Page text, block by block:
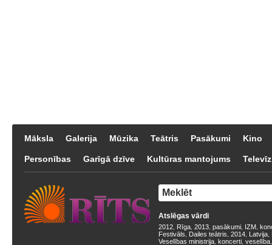
Māksla Galerija Mūzika Teātris Pasākumi Kino
Personības Garīgā dzīve Kultūras mantojums
Atslēgas vārdi
2012 Rīga 2013 pasākumi IZM
Festivāls
Dailes teātris 2014 Latvija
Veselības ministrija koncerti veselība